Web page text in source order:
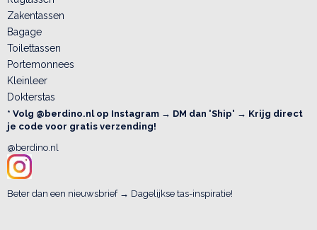
Zakentassen
Bagage
Toilettassen
Portemonnees
Kleinleer
Dokterstas
* Volg @berdino.nl op Instagram → DM dan 'Ship' → Krijg direct
je code voor gratis verzending!
@berdino.nl
Beter dan een nieuwsbrief → Dagelijkse tas-inspiratie!